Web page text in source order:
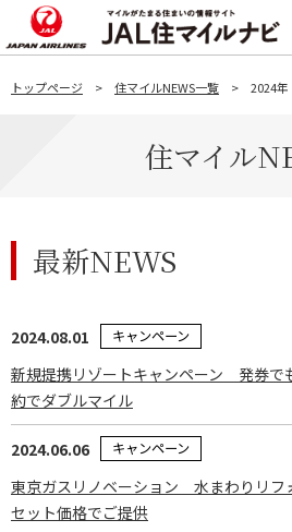
トップページ 住マイルNEWS一覧 2024年
住マイル
最新NEWS
2024.08.01 キャンペーン
新規提携リゾートキャンペーン 発券で
約でダブルマイル
2024.06.06 キャンペーン
東京ガスリノベーション 水まわりリフ
セット価格でご提供